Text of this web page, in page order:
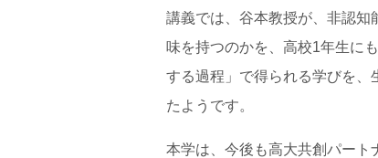
講義では、谷本教授が、非認知
味を持つのかを、高校1年生に
する過程」で得られる学びを、
たようです。
本学は、今後も高大共創パート